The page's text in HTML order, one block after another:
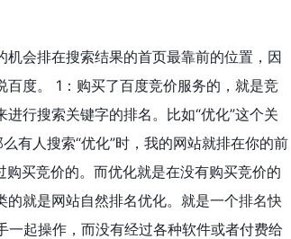
会排在搜索结果的首页最靠前的位置，因
度。 1：购买了百度竞价服务的，就是竞
行搜索关键字的排名。比如“优化”这个关
有人搜索“优化”时，我的网站就排在你的前
买竞价的。而优化就是在没有购买竞价的
的就是网站自然排名优化。就是一个排名快
起操作，而没有经过各种软件或者付费给